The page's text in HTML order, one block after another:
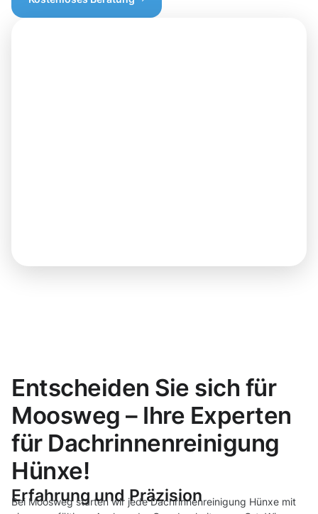
Entscheiden Sie sich für
Moosweg – Ihre Experten
für Dachrinnenreinigung
Hünxe!
Erfahrung und Präzision
Bei Moosweg starten wir jede Dachrinnenreinigung Hünxe mit